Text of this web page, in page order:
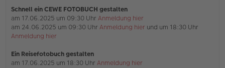
B
i
t
r
g
Schnell ein CEWE FOTOBUCH gestalten
am 17.06.2025 um 09:30 Uhr Anmeldung hier
am 24.06.2025 um 09:30 Uhr Anmeldung hier und um 18:30 Uhr
Anmeldung hier
Ein Reisefotobuch gestalten
am 17.06.2025 um 18:30 Uhr Anmeldung hier